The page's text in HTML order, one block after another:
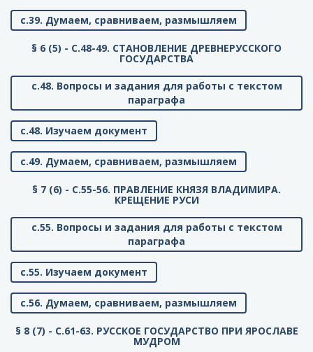
с.39. Думаем, сравниваем, размышляем
§ 6 (5) - C.48-49. СТАНОВЛЕНИЕ ДРЕВНЕРУССКОГО
ГОСУДАРСТВА
с.48. Вопросы и задания для работы с текстом
параграфа
с.48. Изучаем документ
с.49. Думаем, сравниваем, размышляем
§ 7 (6) - C.55-56. ПРАВЛЕНИЕ КНЯЗЯ ВЛАДИМИРА.
КРЕЩЕНИЕ РУСИ
с.55. Вопросы и задания для работы с текстом
параграфа
с.55. Изучаем документ
с.56. Думаем, сравниваем, размышляем
§ 8 (7) - C.61-63. РУССКОЕ ГОСУДАРСТВО ПРИ ЯРОСЛАВЕ
МУДРОМ